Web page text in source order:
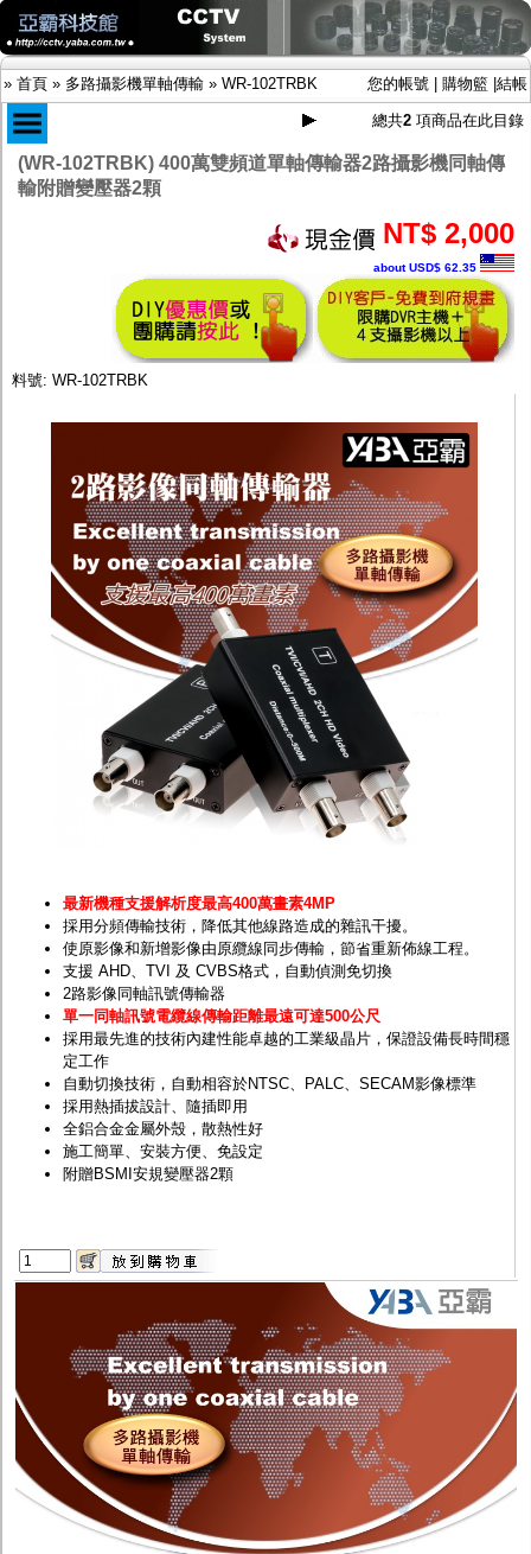
» 首頁 » 多路攝影機單軸傳輸 » WR-102TRBK 您的帳號 購物籃 結帳
商品目錄
AHD半球型(適用屋內)
AHD中小型紅外線攝影機(適用騎樓、室內外)
AHD防護罩型攝影機(適用屋外，紅外線照射
AHD特殊功能型攝影機
傳統高解析攝影機
投光設備
防護罩及支架
多路攝影機單軸傳輸
監聽器.麥克風
網路設備
視訊轉換設備
雙絞線傳輸器
雜訊改善器
分配放大器
網路線用水晶頭
懶人線.同軸線.花線
線頭.插座.延長線.HDMI線
集線盒.防水盒.配線盒
變壓器.避雷器
客訂商品
總共2 項商品在此目錄
(WR-102TRBK) 400萬雙頻道單軸傳輸器2路攝影機同軸傳
輸附贈變壓器2顆
NT$ 2,000
about USD$ 62.35
料號: WR-102TRBK
最新機種支援解析度最高400萬畫素4MP
採用分頻傳輸技術，降低其他線路造成的雜訊干擾。
使原影像和新增影像由原纜線同步傳輸，節省重新佈線工程。
支援 AHD、TVI 及 CVBS格式，自動偵測免切換
2路影像同軸訊號傳輸器
單一同軸訊號電纜線傳輸距離最遠可達500公尺
採用最先進的技術內建性能卓越的工業級晶片，保證設備長時間穩
定工作
自動切換技術，自動相容於NTSC、PALC、SECAM影像標準
採用熱插拔設計、隨插即用
全鋁合金金屬外殼，散熱性好
施工簡單、安裝方便、免設定
附贈BSMI安規變壓器2顆